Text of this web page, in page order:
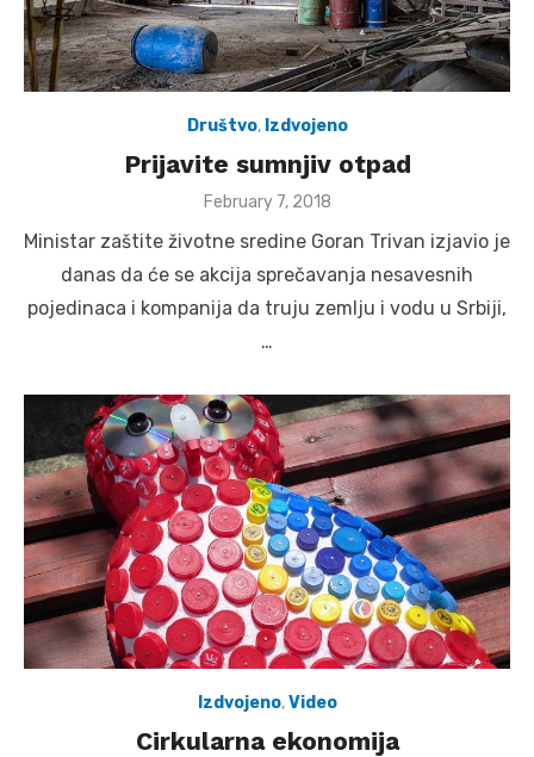
Društvo, Izdvojeno
Prijavite sumnjiv otpad
Posted
February 7, 2018
Ministar zaštite životne sredine Goran Trivan izjavio je
danas da će se akcija sprečavanja nesavesnih
pojedinaca i kompanija da truju zemlju i vodu u Srbiji,
…
Izdvojeno,Video
Cirkularna ekonomija